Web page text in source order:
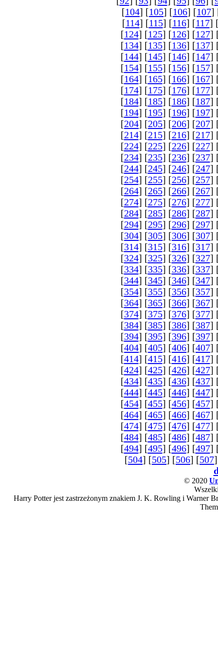
[104] [105] [106] [107]
[114] [115] [116] [117]
[124] [125] [126] [127]
[134] [135] [136] [137]
[144] [145] [146] [147]
[154] [155] [156] [157]
[164] [165] [166] [167]
[174] [175] [176] [177]
[184] [185] [186] [187]
[194] [195] [196] [197]
[204] [205] [206] [207]
[214] [215] [216] [217]
[224] [225] [226] [227]
[234] [235] [236] [237]
[244] [245] [246] [247]
[254] [255] [256] [257]
[264] [265] [266] [267]
[274] [275] [276] [277]
[284] [285] [286] [287]
[294] [295] [296] [297]
[304] [305] [306] [307]
[314] [315] [316] [317]
[324] [325] [326] [327]
[334] [335] [336] [337]
[344] [345] [346] [347]
[354] [355] [356] [357]
[364] [365] [366] [367]
[374] [375] [376] [377]
[384] [385] [386] [387]
[394] [395] [396] [397]
[404] [405] [406] [407]
[414] [415] [416] [417]
[424] [425] [426] [427]
[434] [435] [436] [437]
[444] [445] [446] [447]
[454] [455] [456] [457]
[464] [465] [466] [467]
[474] [475] [476] [477]
[484] [485] [486] [487]
[494] [495] [496] [497]
[504] [505] [506] [507
© 2020
Harry Potter jest zastrzeżonym znakiem J. K. Rowling i Warner